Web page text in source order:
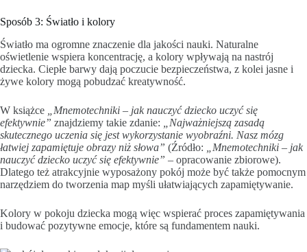
Sposób 3: Światło i kolory
Światło ma ogromne znaczenie dla jakości nauki. Naturalne
oświetlenie wspiera koncentrację, a kolory wpływają na nastrój
dziecka. Ciepłe barwy dają poczucie bezpieczeństwa, z kolei jasne i
żywe kolory mogą pobudzać kreatywność.
W książce
„Mnemotechniki – jak nauczyć dziecko uczyć się
efektywnie” znajdziemy takie zdanie:
„Najważniejszą zasadą
skutecznego uczenia się jest wykorzystanie wyobraźni. Nasz mózg
łatwiej zapamiętuje obrazy niż słowa” (Źródło:
„Mnemotechniki – jak
nauczyć dziecko uczyć się efektywnie” – opracowanie zbiorowe).
Dlatego też atrakcyjnie wyposażony pokój może być także pomocnym
narzędziem do tworzenia map myśli ułatwiających zapamiętywanie.
Kolory w pokoju dziecka mogą więc wspierać proces zapamiętywania
i budować pozytywne emocje, które są fundamentem nauki.